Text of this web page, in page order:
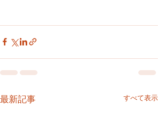
最新記事 すべて表示